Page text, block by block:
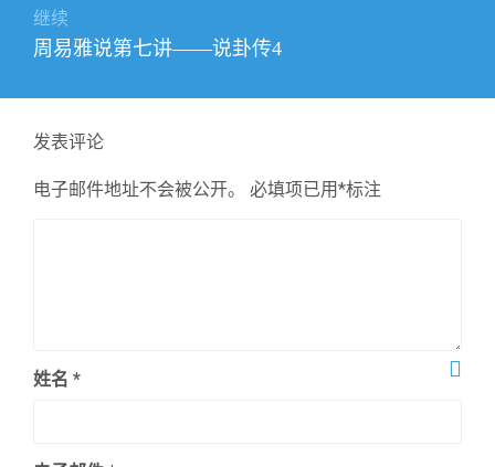
继续
下
文
章：
周易雅说第七讲——说卦传4
发表评论
电子邮件地址不会被公开。 必填项已用*标注
姓名 *